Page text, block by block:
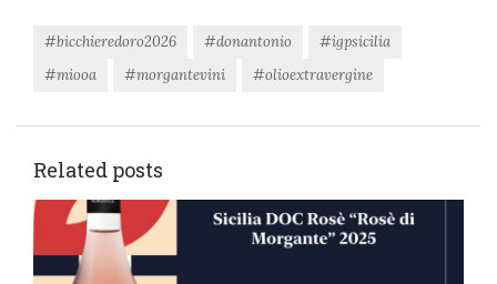
#bicchieredoro2026 #donantonio
#igpsicilia
#miooa
#morgantevini #olioextravergine
Related posts